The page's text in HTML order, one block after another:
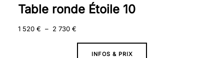
Table ronde Étoile 10
1 520 € – 2 730 €
INFOS & PRIX